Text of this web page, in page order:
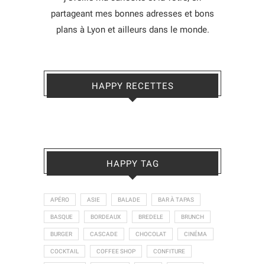
partageant mes bonnes adresses et bons
plans à Lyon et ailleurs dans le monde.
HAPPY RECETTES
HAPPY TAG
APÉRO ASIE BALADE BAR À TAPAS
BASQUE BORDEAUX BREDELE BRUNCH
BURGER CASCADE CHOCOLAT CINÉMA
COCKTAIL COFFEE SHOP CONFITURE